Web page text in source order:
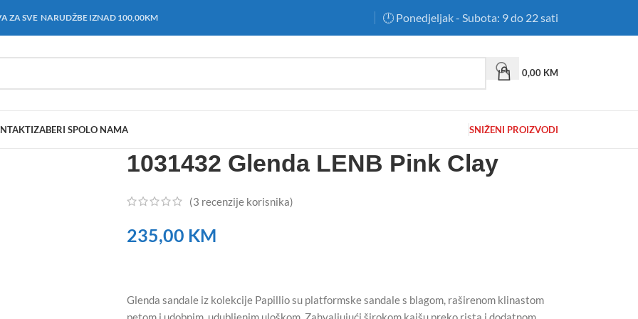
ZA SVE NARUDŽBE IZNAD 100,00KM 🕛 Ponedjeljak - Subota: 9 do 22 sati
0,00 KM
IZABERI SPOLO NAMA SNIŽENI PROIZVODI
1031432 Glenda LENB Pink Clay
(3 recenzije korisnika)
235,00 KM
Glenda sandale iz kolekcije Papillio su platformske sandale s blagom, raširenom klinastom